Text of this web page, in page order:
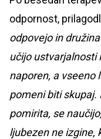
odpornost,
odpovejo in
učijo ustvarjalnosti
naporen, a vseeno
pomeni biti skupaj.
pomirita, se
ljubezen ne izgine,